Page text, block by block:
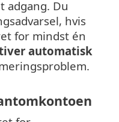
adgang. Du
hvis
for mindst én
automatisk